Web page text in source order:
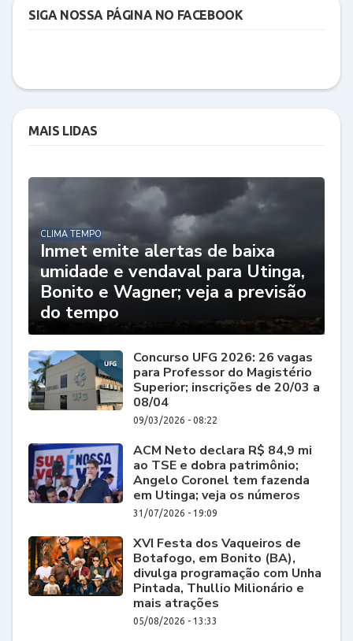
SIGA NOSSA PÁGINA NO FACEBOOK
MAIS LIDAS
CLIMA TEMPO
Inmet emite alertas de baixa
umidade e vendaval para Utinga,
Bonito e Wagner; veja a previsão
do tempo
Concurso UFG 2026: 26 vagas
para Professor do Magistério
Superior; inscrições de 20/03 a
08/04
09/03/2026 - 08:22
ACM Neto declara R$ 84,9 mi
ao TSE e dobra patrimônio;
Angelo Coronel tem fazenda
em Utinga; veja os números
31/07/2026 - 19:09
XVI Festa dos Vaqueiros de
Botafogo, em Bonito (BA),
divulga programação com Unha
Pintada, Thullio Milionário e
mais atrações
05/08/2026 - 13:33